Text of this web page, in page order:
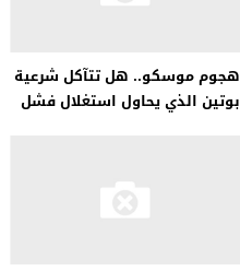
هجوم موسكو.. هل تتآكل شرعية
بوتين الذي يحاول استغلال فشل